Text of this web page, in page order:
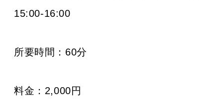
15:00-16:00
所要時間：60分
料金：2,000円